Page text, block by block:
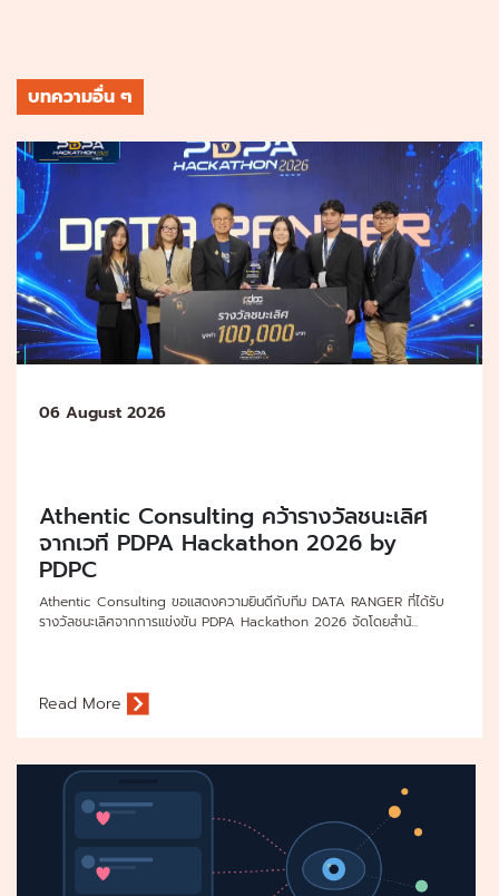
บทความอื่น ๆ
06 August 2026
Athentic Consulting คว้ารางวัลชนะเลิศ
จากเวที PDPA Hackathon 2026 by
PDPC
Athentic Consulting ขอแสดงความยินดีกับทีม DATA RANGER ที่ได้รับ
รางวัลชนะเลิศจากการแข่งขัน PDPA Hackathon 2026 จัดโดยสำนั...
Read More